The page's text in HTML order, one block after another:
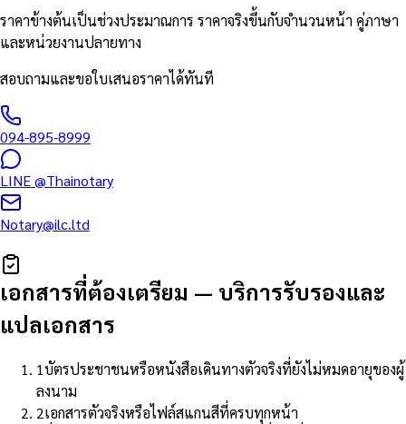
ราคาข้างต้นเป็นช่วงประมาณการ ราคาจริงขึ้นกับจำนวนหน้า คู่ภาษา
และหน่วยงานปลายทาง
สอบถามและขอใบเสนอราคาได้ทันที
094-895-8999
LINE@Thainotary
Notary@ilc.ltd
เอกสารที่ต้องเตรียม — บริการรับรองและ
แปลเอกสาร
1บัตรประชาชนหรือหนังสือเดินทางตัวจริงที่ยังไม่หมดอายุของผู้
ลงนาม
2เอกสารตัวจริงหรือไฟล์สแกนสีที่ครบทุกหน้า